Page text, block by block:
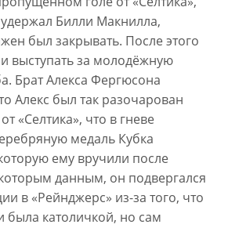
удержал Билли Макнилла,
был закрывать. После этого
выступать за молодёжную
Брат Алекса Фергюсона
Алекс был так разочарован
«Селтика», что в гневе
медаль Кубка
ему вручили после
данным, он подвергался
в «Рейнджерс» из-за того, что
была католичкой, но сам